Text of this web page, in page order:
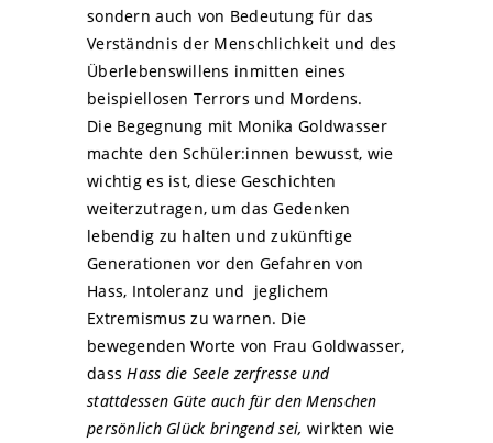
sondern auch von Bedeutung für das
Verständnis der Menschlichkeit und des
Überlebenswillens inmitten eines
beispiellosen Terrors und Mordens.
Die Begegnung mit Monika Goldwasser
machte den Schüler:innen bewusst, wie
wichtig es ist, diese Geschichten
weiterzutragen, um das Gedenken
lebendig zu halten und zukünftige
Generationen vor den Gefahren von
Hass, Intoleranz und jeglichem
Extremismus zu warnen. Die
bewegenden Worte von Frau Goldwasser,
dassHass die Seele zerfresse und
stattdessen Güte auch für den Menschen
persönlich Glück bringend sei, wirkten wie